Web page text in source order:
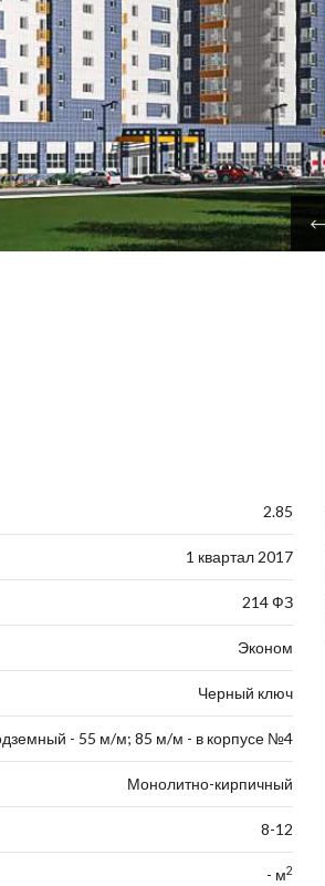
2.85
1 квартал 2017
214 ФЗ
Эконом
Черный ключ
- 55 м/м; 85 м/м - в корпусе №4
Монолитно-кирпичный
8-12
- м2